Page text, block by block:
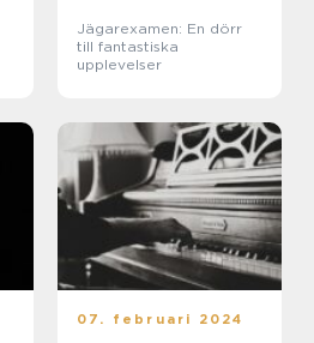
Jägarexamen: En dörr
till fantastiska
upplevelser
07. februari 2024